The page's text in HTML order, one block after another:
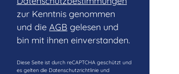
zur Kenntnis genommen
und die AGB gelesen und
bin mit ihnen einverstanden.
Diese Seite ist durch reCAPTCHA geschützt und
es gelten die Datenschutzrichtlinie und